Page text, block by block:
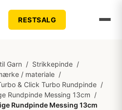
RESTSALG
Garn / Strikkepinde /
/ materiale /
& Click Turbo Rundpinde /
Rundpinde Messing 13cm /
Rundpinde Messing 13cm